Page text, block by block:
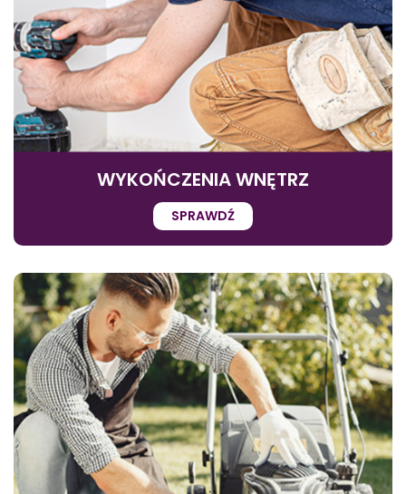
WYKOŃCZENIA WNĘTRZ
SPRAWDŹ